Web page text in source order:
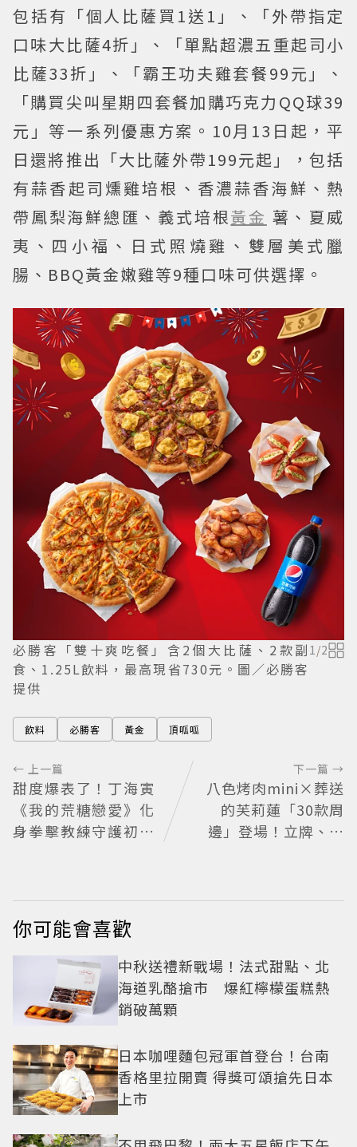
包括有「個人比薩買1送1」、「外帶指定
口味大比薩4折」、「單點超濃五重起司小
比薩33折」、「霸王功夫雞套餐99元」、
「購買尖叫星期四套餐加購巧克力QQ球39
元」等一系列優惠方案。10月13日起，平
日還將推出「大比薩外帶199元起」，包括
有蒜香起司燻雞培根、香濃蒜香海鮮、熱
帶鳳梨海鮮總匯、義式培根黃金 薯、夏威
夷、四小福、日式照燒雞、雙層美式臘
腸、BBQ黃金嫩雞等9種口味可供選擇。
必勝客「雙十爽吃餐」含2個大比薩、2款副
食、1.25L飲料，最高現省730元。圖／必勝客
提供
1/2
飲料 必勝客 黃金 頂呱呱
← 上一篇
甜度爆表了！丁海寅
《我的荒糖戀愛》化
身拳擊教練守護初戀
下一篇 →
八色烤肉mini×葬送
的芙莉蓮「30款周
邊」登場！立牌、鑰
你可能會喜歡
中秋送禮新戰場！法式甜點、北
海道乳酪搶市 爆紅檸檬蛋糕熱
銷破萬顆
日本咖哩麵包冠軍首登台！台南
香格里拉開賣 得獎可頌搶先日本
上市